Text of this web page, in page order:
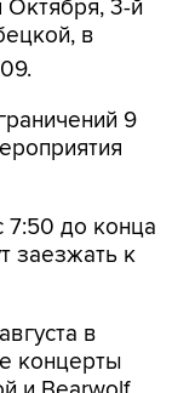
9
до конца
в
и Bearwolf.
фестиваля